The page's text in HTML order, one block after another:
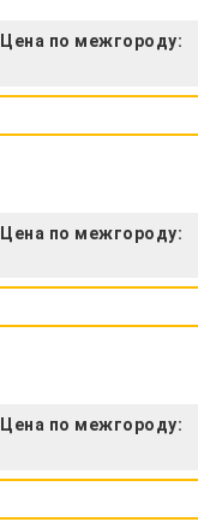
Цена по межгороду:
Цена по межгороду:
Цена по межгороду: